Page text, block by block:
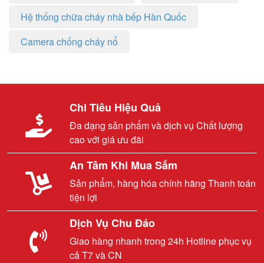
Hệ thống chữa cháy nhà bếp Hàn Quốc
Camera chống cháy nổ
Chi Tiêu Hiệu Quả
Đa dạng sản phẩm và dịch vụ Chất lượng
cao với giá ưu đãi
An Tâm Khi Mua Sắm
Sản phẩm, hàng hóa chính hãng Thanh toán
tiện lợi
Dịch Vụ Chu Đáo
Giao hàng nhanh trong 24h Hotline phục vụ
cả T7 và CN